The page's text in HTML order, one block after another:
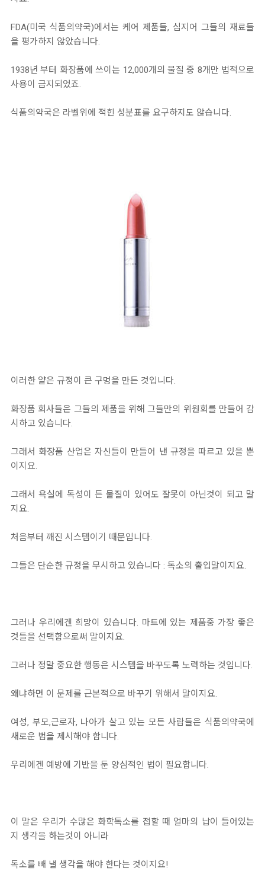
FDA(미국 식품의약국)에서는 케어 제품들, 심지어 그들의 재료들
을 평가하지 않았습니다.
1938년 부터 화장품에 쓰이는 12,000개의 물질 중 8개만 법적으로
사용이 금지되었죠.
식품의약국은 라벨위에 적힌 성분표를 요구하지도 않습니다.
이러한 얕은 규정이 큰 구멍을 만든 것입니다.
화장품 회사들은 그들의 제품을 위해 그들만의 위원회를 만들어 감
시하고 있습니다.
그래서 화장품 산업은 자신들이 만들어 낸 규정을 따르고 있을 뿐
이지요.
그래서 욕실에 독성이 든 물질이 있어도 잘못이 아닌것이 되고 말
지요.
처음부터 깨진 시스템이기 때문입니다.
그들은 단순한 규정을 무시하고 있습니다 : 독소의 출입말이지요.
그러나 우리에겐 희망이 있습니다. 마트에 있는 제품중 가장 좋은
것들을 선택함으로써 말이지요.
그러나 정말 중요한 행동은 시스템을 바꾸도록 노력하는 것입니다.
왜냐하면 이 문제를 근본적으로 바꾸기 위해서 말이지요.
여성, 부모,근로자, 나아가 살고 있는 모든 사람들은 식품의약국에
새로운 법을 제시해야 합니다.
우리에겐 예방에 기반을 둔 양심적인 법이 필요합니다.
이 말은 우리가 수많은 화학독소를 접할 때 얼마의 납이 들어있는
지 생각을 하는것이 아니라
독소를 빼 낼 생각을 해야 한다는 것이지요!